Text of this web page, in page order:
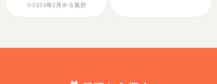
※2020年2月から集計